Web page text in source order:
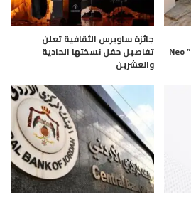
وسكنية واعدة بمشروعي “نيو” Neo
جائزة ساويرس الثقافية تعلن
تفاصيل حفل نسختها الحادية
والعشرين